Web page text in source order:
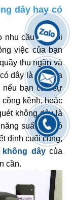
dây hay có
nhu cầu và môi
việc của bạn
thu ngân và
dây là một lựa
nếu bạn cần sự
cồng kềnh, hoặc
không dây là
suất. Để có
định cuối cùng,
dâycủa
cần.